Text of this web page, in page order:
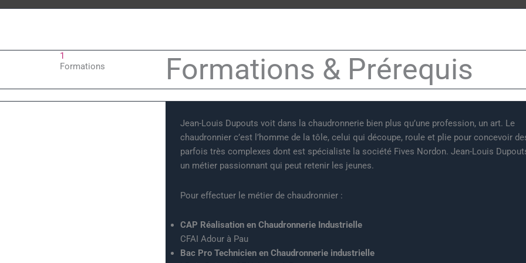
1
Formations
Formations & Prérequis
Jean-Louis Dupouts voit dans la chaudronnerie bien plus qu’une profession, un art. Le
chaudronnier c’est l’homme de la tôle, celui qui découpe, roule et plie pour concevoir
parfois très complexes dont est spécialiste la société Fives Nordon. Jean-Louis
un métier passionnant qui peut retenir les jeunes.
Pour effectuer le métier de chaudronnier :
CAP Réalisation en Chaudronnerie Industrielle
CFAI Adour à Pau
Bac Pro Technicien en Chaudronnerie industrielle